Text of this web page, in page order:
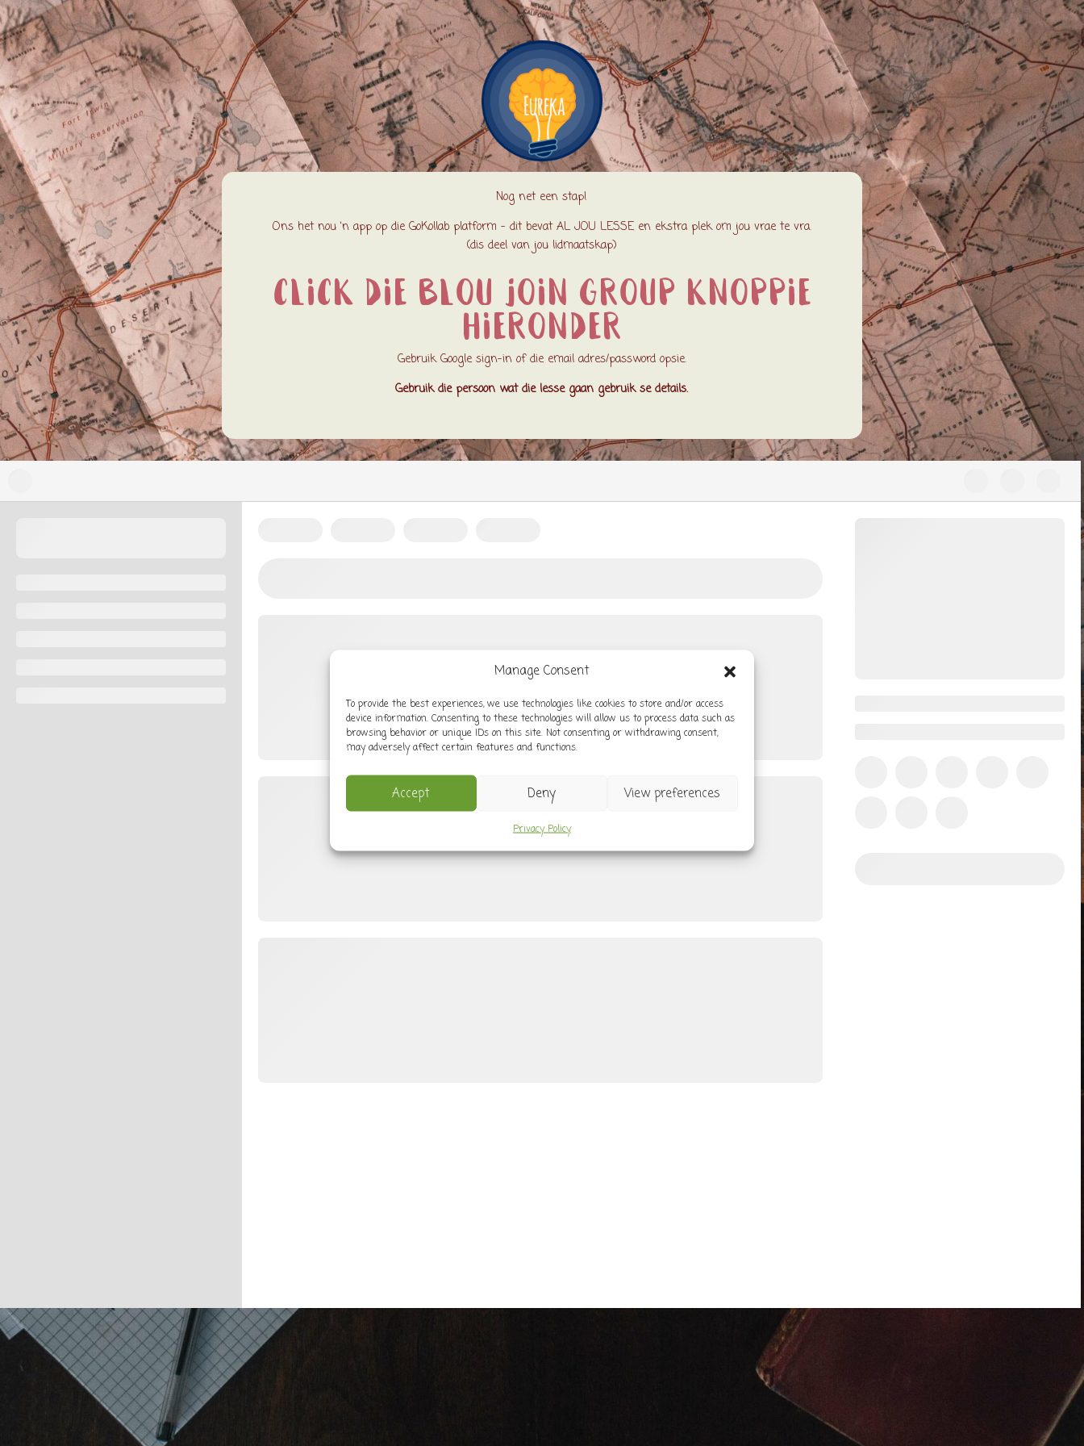
Manage Consent
To provide the best experiences, we use technologies like cookies to store and/or access
device information. Consenting to these technologies will allow us to process data such as
browsing behavior or unique IDs on this site. Not consenting or withdrawing consent,
may adversely affect certain features and functions.
Accept Deny View preferences
Privacy Policy
Nog net een stap!
Ons het nou ‘n app op die GoKollab platform – dit bevat AL JOU LESSE en ekstra plek om jou vrae te vra.
(dis deel van jou lidmaatskap)
Click die BLOU JOIN GROUP knoppie
hieronder
Gebruik Google sign-in of die email adres/password opsie.
Gebruik die persoon wat die lesse gaan gebruik se details.